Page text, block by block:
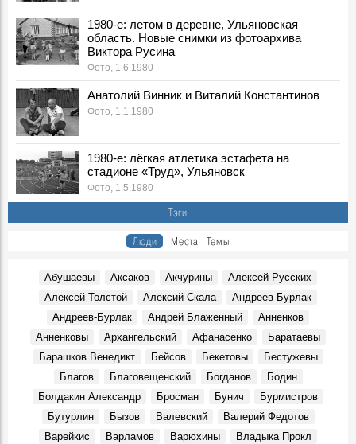
Легендарного тренера Геннадия Климова похоронят на
Северном кладбище
Герои, 31 Марта 2026
Ледоход на Волге, вид на Речной порт. 1980-е, Ульяновск
Фото, 10 Апреля 1980
Покраска "Метеора" к навигации, 1980-е годы. Ульяновск
Фото, 1 Мая 1980
Опубликованы архивные номера журналов «Симбирск»
«Карамзинский сад»
События, 12 Марта 2026
В Ульяновске презентовали издание, посвящённое
епископу Симбирскому и Сызранскому Гурию
Показали книги семьи Языковых и книги с автографами
Герои, 16 Марта 1803
К100-летию со дня рождения краеведа и исследователя
Венедикта Барашкова. Видео Дворца книги
Герои, 17 Марта 1926
Большой театр в Симбирске-Ульяновске? Именно так
Места, 27 Марта 1920
В Ульяновске умер Заслуженный тренер России
Геннадий Климов
Герои, 31 Марта 2026
1980-е: летом в деревне, Ульяновская
область. Новые снимки из фотоархива
Виктора Русина
Фото, 1.6.1980
Анатолий Винник и Виталий Константинов
Фото, 1.1.1980
1980-е: лёгкая атлетика эстафета на
стадионе «Труд», Ульяновск
Фото, 1.5.1980
Тэги
Люди Места Темы
Абушаевы Аксаков Акчурины
Алексей Русских
Алексей Толстой
Алексий Скала
Андреев-Бурлак
Андреев-Бурлак
Андрей Блаженный
Анненков
Анненковы
Архангельский Афанасенко
Баратаевы
Барашков Венедикт
Бейсов Бекетовы
Бестужевы
Благов
Благовещенский Богданов
Бодин
Болдакин Александр
Бросман Бунич
Бурмистров
Бутурлин
Бызов Валевский
Валерий Федотов
Варейкис
Варламов Варюхины
Владыка Прокл